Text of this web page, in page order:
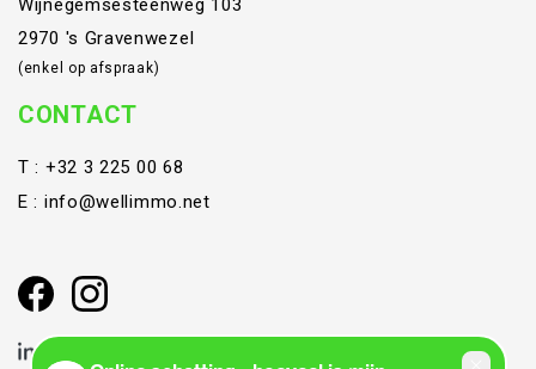
Wijnegemsesteenweg 103
2970 's Gravenwezel
(enkel op afspraak)
CONTACT
T : +32 3 225 00 68
E : info@wellimmo.net